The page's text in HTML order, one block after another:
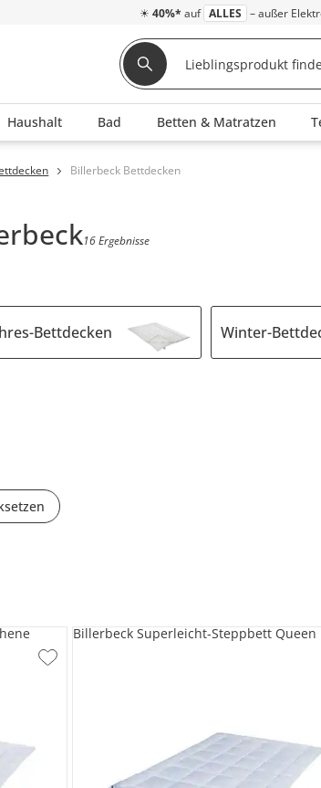
☀ 40%* auf ALLES – außer
Haushalt Bad Betten & Matratzen
Billerbeck Bettdecken
16 Ergebnisse
Bettdecken Winter-
Billerbeck Superleicht-Steppbett Queen